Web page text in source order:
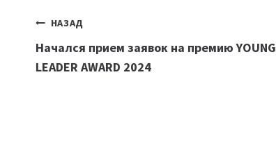
Навигация
по
НАЗАД
Начался прием заявок на премию YOUNG
LEADER AWARD 2024